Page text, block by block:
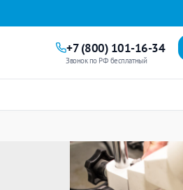
+7 (800) 101-16-34
Звонок по РФ бесплатный